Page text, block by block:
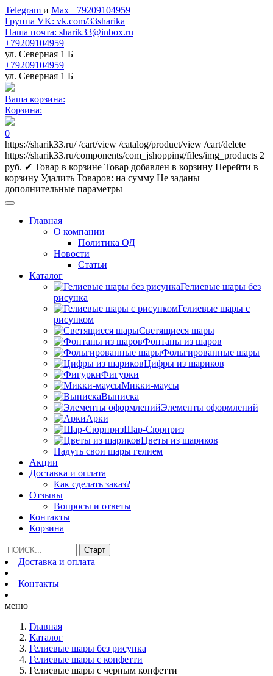
Telegram и Max +79209104959
Группа VK: vk.com/33sharika
Наша почта: sharik33@inbox.ru
+79209104959
ул. Северная 1 Б
+79209104959
ул. Северная 1 Б
Ваша корзина:
Корзина:
0
https://sharik33.ru/ /cart/view /catalog/product/view /cart/delete
https://sharik33.ru/components/com_jshopping/files/img_products 2
руб. ✔ Товар в корзине Товар добавлен в корзину Перейти в
корзину Удалить Товаров: на сумму Не заданы
дополнительные параметры
Главная
О компании
Политика ОД
Новости
Статьи
Каталог
Гелиевые шары без
рисунка
Гелиевые шары с
рисунком
Светящиеся шары
Фонтаны из шаров
Фольгированные шары
Цифры из шариков
Фигурки
Микки-маусы
Выписка
Элементы оформлений
Арки
Шар-Сюрприз
Цветы из шариков
Надуть свои шары гелием
Акции
Доставка и оплата
Как сделать заказ?
Отзывы
Вопросы и ответы
Контакты
Корзина
Доставка и оплата
Контакты
меню
Главная
Каталог
Гелиевые шары без рисунка
Гелиевые шары с конфетти
Гелиевые шары с черным конфетти